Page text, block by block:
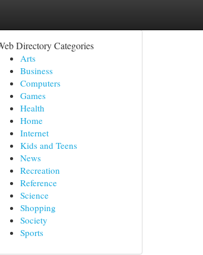
Directory Categories
Arts
Business
Computers
Games
Health
Home
Internet
Kids and Teens
News
Recreation
Reference
Science
Shopping
Society
Sports